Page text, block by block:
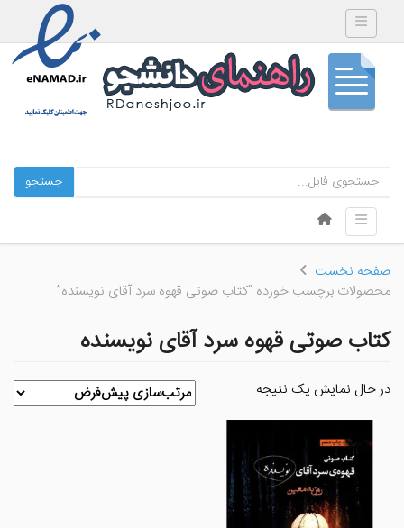
Toggle navigation
جستجو
Menu
Skip to content
Toggle navigation
صفحه نخست
محصولات برچسب خورده “کتاب صوتی قهوه سرد آقای نویسنده”
کتاب صوتی قهوه سرد آقای نویسنده
در حال نمایش یک نتیجه